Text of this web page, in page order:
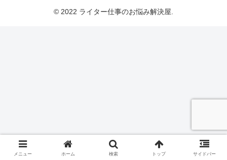
© 2022 ライター仕事のお悩み解決屋.
メニュー ホーム 検索 トップ サイドバー